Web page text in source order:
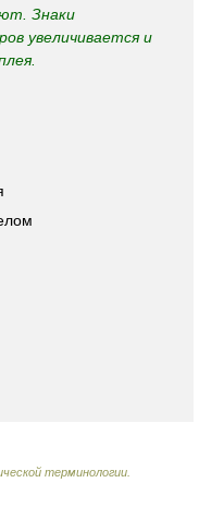
Знаки
увеличивается и
терминологии